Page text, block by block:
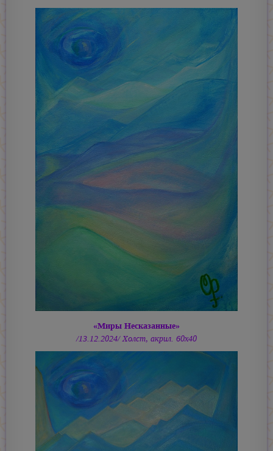
«Миры Несказанные»
/13.12.2024/ Холст, акрил. 60х40